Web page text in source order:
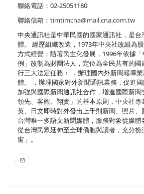
聯絡電話：02-25051180
聯絡信箱： timtimcna@mail.cna.com.tw
中央通訊社是中華民國的國家通訊社，是
體。 經歷組織改造，1973年中央社改組為
方式經營；隨著民主化發展，1996年依據
例」改制為財團法人，定位為全民共有的
行三大法定任務： ．辦理國內外新聞報導
體。 ．辦理國家對外新聞通訊業務，促進國
加強與國際新聞通訊社合作，增進國際新聞
領先、客觀、翔實」的基本原則，中央社專
英、日文即時對外發出上千則新聞、照片
台灣唯一多語文新聞媒體，服務對象從媒體
從台灣民眾延伸至全球僑胞與讀者，充分扮
窗」。